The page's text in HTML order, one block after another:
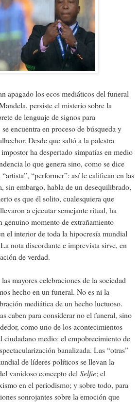
apagado los ecos mediáticos del funeral
persiste el misterio sobre la
de lenguaje de signos para
encuentra en proceso de búsqueda y
Desde que saltó a la palestra
ha despertado simpatías en medio
lo que genera sino, como se dice
“performer”: así le califican en las
sin embargo, habla de un desequilibrado,
es que él solito, cualesquiera que
a ejecutar semejante ritual, ha
momento de extrañamiento
el interior de toda la hipocresía mundial
nota discordante e imprevista sirve, en
de verdad.
mayores celebraciones de la sociedad
hecho en un funeral. No es ni la
mediática de un hecho luctuoso.
caben para considerar no el funeral, sino
como uno de los acontecimientos
ciudadano medio: el empobrecimiento de
banalizada. Las “otras”
de líderes políticos se llevan la
vanidoso concepto del Selfie; el
en el periodismo; y sobre todo, para
sonrojantes sobre la emoción que